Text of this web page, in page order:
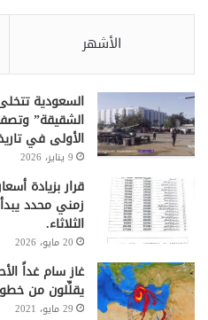
الأشهر
السعودية
الشقيقة”
الأولى في
9 يناير، 2026
قرار بزيادة
زمني محدد
الثلاثاء.
20 مايو، 2026
غاز سام غداً
يقلِّلون من
29 مايو، 2021